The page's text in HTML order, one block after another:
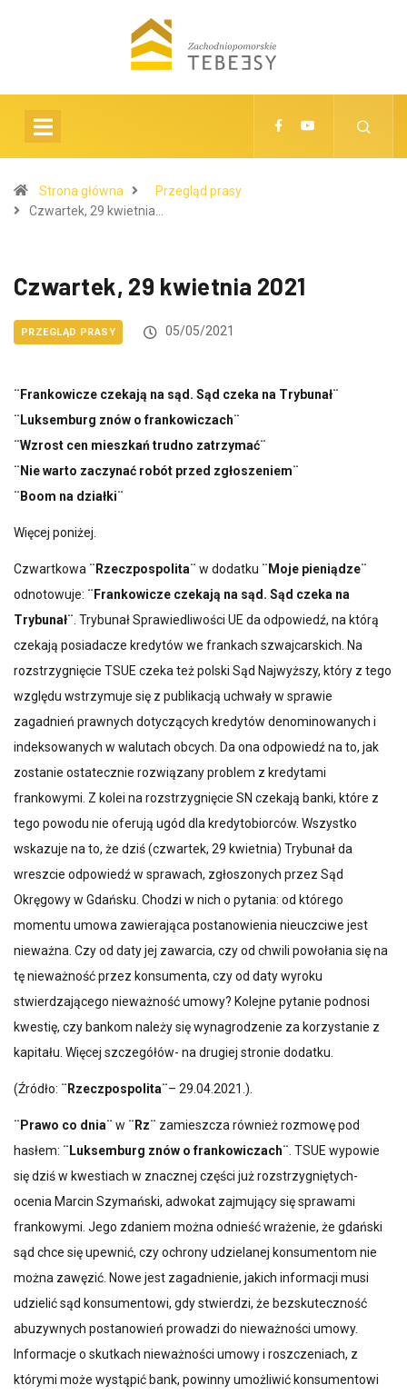
Strona główna
Przegląd prasy
Czwartek, 29 kwietnia…
Czwartek, 29 kwietnia 2021
PRZEGLĄD PRASY 05/05/2021
¨Frankowicze czekają na sąd. Sąd czeka na Trybunał¨
¨Luksemburg znów o frankowiczach¨
¨Wzrost cen mieszkań trudno zatrzymać¨
¨Nie warto zaczynać robót przed zgłoszeniem¨
¨Boom na działki¨
Więcej poniżej.
Czwartkowa ¨Rzeczpospolita¨ w dodatku ¨Moje pieniądze¨
odnotowuje: ¨Frankowicze czekają na sąd. Sąd czeka na
Trybunał¨ . Trybunał Sprawiedliwości UE da odpowiedź, na którą
czekają posiadacze kredytów we frankach szwajcarskich. Na
rozstrzygnięcie TSUE czeka też polski Sąd Najwyższy, który z tego
względu wstrzymuje się z publikacją uchwały w sprawie
zagadnień prawnych dotyczących kredytów denominowanych i
indeksowanych w walutach obcych. Da ona odpowiedź na to, jak
zostanie ostatecznie rozwiązany problem z kredytami
frankowymi. Z kolei na rozstrzygnięcie SN czekają banki, które z
tego powodu nie oferują ugód dla kredytobiorców. Wszystko
wskazuje na to, że dziś (czwartek, 29 kwietnia) Trybunał da
wreszcie odpowiedź w sprawach, zgłoszonych przez Sąd
Okręgowy w Gdańsku. Chodzi w nich o pytania: od którego
momentu umowa zawierająca postanowienia nieuczciwe jest
nieważna. Czy od daty jej zawarcia, czy od chwili powołania się na
tę nieważność przez konsumenta, czy od daty wyroku
stwierdzającego nieważność umowy? Kolejne pytanie podnosi
kwestię, czy bankom należy się wynagrodzenie za korzystanie z
kapitału. Więcej szczegółów- na drugiej stronie dodatku.
(Źródło: ¨Rzeczpospolita¨– 29.04.2021.).
¨Prawo co dnia¨ w ¨Rz¨ zamieszcza również rozmowę pod
hasłem: ¨Luksemburg znów o frankowiczach¨ . TSUE wypowie
się dziś w kwestiach w znacznej części już rozstrzygniętych-
ocenia Marcin Szymański, adwokat zajmujący się sprawami
frankowymi. Jego zdaniem można odnieść wrażenie, że gdański
sąd chce się upewnić, czy ochrony udzielanej konsumentom nie
można zawęzić. Nowe jest zagadnienie, jakich informacji musi
udzielić sąd konsumentowi, gdy stwierdzi, że bezskuteczność
abuzywnych postanowień prowadzi do nieważności umowy.
Informacje o skutkach nieważności umowy i roszczeniach, z
którymi może wystąpić bank, powinny umożliwić konsumentowi